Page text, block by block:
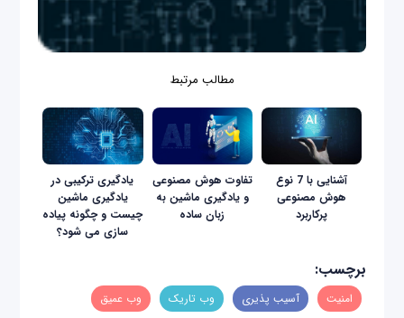
مطالب مرتبط
آشنایی با 7 نوع
هوش مصنوعی
پرکاربرد
تفاوت هوش مصنوعی
و یادگیری ماشین به
زبان ساده
یادگیری ترکیبی در
یادگیری ماشین
چیست و چگونه پیاده
سازی می شود؟
برچسب:
امنیت آسیب پذیری وب تاریک وب عمیق